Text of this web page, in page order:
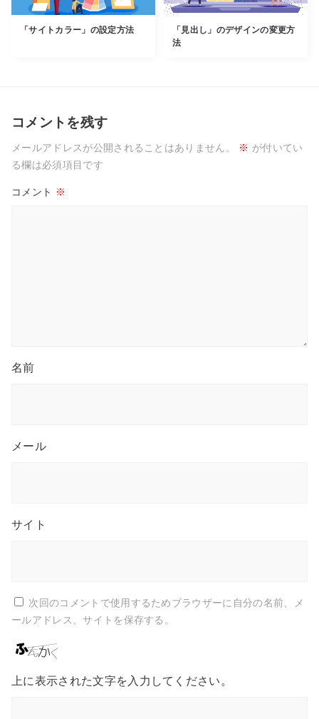
「サイトカラー」の設定方法
「見出し」のデザインの変更方
法
コメントを残す
メールアドレスが公開されることはありません。 ※ が付いてい
る欄は必須項目です
コメント ※
名前
メール
サイト
次回のコメントで使用するためブラウザーに自分の名前、メ
ールアドレス、サイトを保存する。
上に表示された文字を入力してください。